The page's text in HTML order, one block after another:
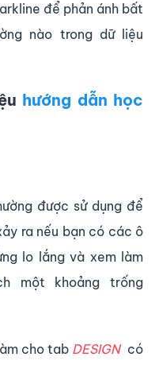
để phản ánh bất
nào trong dữ liệu
hướng dẫn học
được sử dụng để
ra nếu bạn có các ô
lo lắng và xem làm
một khoảng trống
cho tab DESIGN có